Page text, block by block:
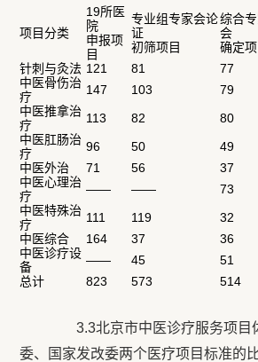
项目分类
19所医
院
申报项
目
专业组专家会论
证
初筛项目
综合
会
确定项
针刺与灸法 121 81 77
中医骨伤治
疗
147 103 79
中医推拿治
疗
113 82 80
中医肛肠治
疗
96 50 49
中医外治
71 56 37
中医心理治
疗
—— —— 73
中医特殊治
疗
111 119 32
中医综合
164 37 36
中医诊疗设
备
—— 45 51
总计
823 573 514
3.3北京市中医诊疗服务项目
委、国家发改委两个医疗项目标准的